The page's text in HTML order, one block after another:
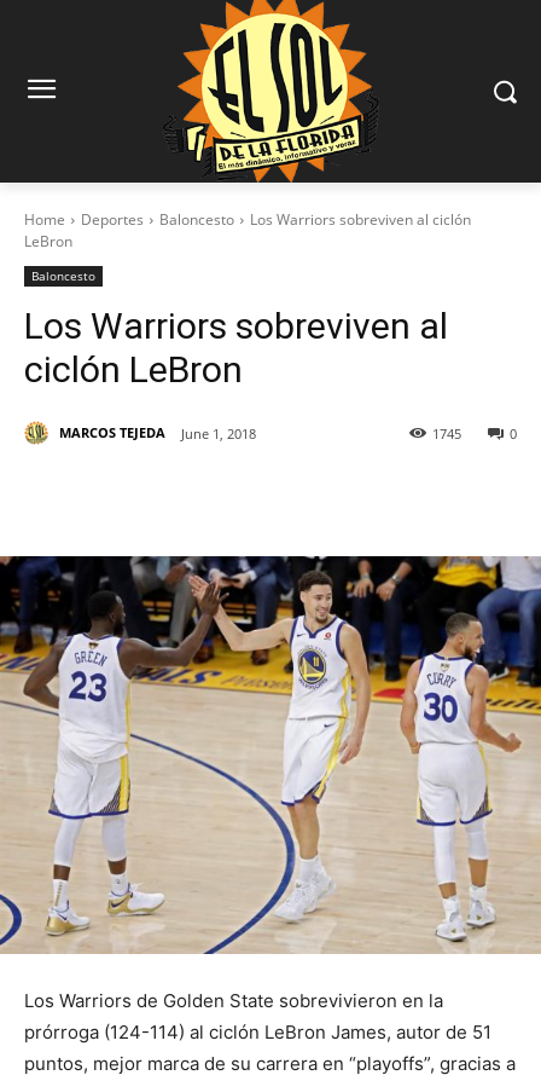
Home Deportes Baloncesto
Los Warriors sobreviven al ciclón
LeBron
Baloncesto
Los Warriors sobreviven al
ciclón LeBron
MARCOS TEJEDA June 1, 2018 0
1745
Los Warriors de Golden State sobrevivieron en la
prórroga (124-114) al ciclón LeBron James, autor de 51
puntos, mejor marca de su carrera en “playoffs”, gracias a